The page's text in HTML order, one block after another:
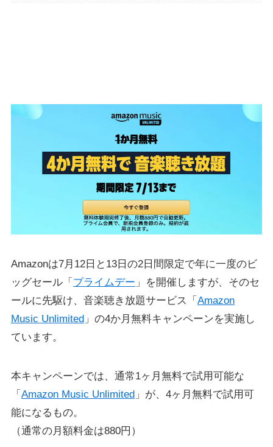
Amazonは7月12日と13日の2日間限定で年に一度のビ
ッグセール「 プライムデー 」を開催しますが、そのセ
ールに先駆け、音楽聴き放題サービス「 Amazon
Music Unlimited」の4か月無料キャンペーンを実施し
ています。
本キャンペーンでは、通常1ヶ月無料で試用可能な
「 Amazon Music Unlimited」が、4ヶ月無料で試用可
能になるもの。
（通常の月額料金は880円）